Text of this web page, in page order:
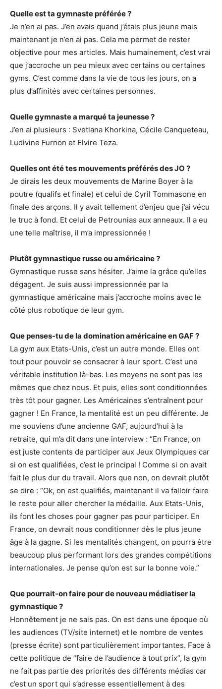
Quelle est ta gymnaste préférée ?
Je n’en ai pas. J’en avais quand j’étais plus jeune mais
maintenant je n’en ai pas. Cela me permet de rester
objective pour mes articles. Mais humainement, c’est vrai
que j’accroche un peu mieux avec certains ou certaines
gyms. C’est comme dans la vie de tous les jours, on a
plus d’affinités avec certaines personnes.
Quelle gymnaste a marqué ta jeunesse ?
J’en ai plusieurs : Svetlana Khorkina, Cécile Canqueteau,
Ludivine Furnon et Elvire Teza.
Quelles ont été tes mouvements préférés des JO ?
Je dirais les deux mouvements de Marine Boyer à la
poutre (qualifs et finale) et celui de Cyril Tommasone en
finale des arçons. Il y avait tellement d’enjeu que j’ai vécu
le truc à fond. Et celui de Petrounias aux anneaux. Il a eu
une telle maîtrise, il m’a impressionnée !
Plutôt gymnastique russe ou américaine ?
Gymnastique russe sans hésiter. J’aime la grâce qu’elles
dégagent. Je suis aussi impressionnée par la
gymnastique américaine mais j’accroche moins avec le
côté plus robotique de leur gym.
Que penses-tu de la domination américaine en GAF ?
La gym aux Etats-Unis, c’est un autre monde. Elles ont
tout pour pouvoir se consacrer à leur sport. C’est une
véritable institution là-bas. Les moyens ne sont pas les
mêmes que chez nous. Et puis, elles sont conditionnées
très tôt pour gagner. Les Américaines s’entraînent pour
gagner ! En France, la mentalité est un peu différente. Je
me souviens d’une ancienne GAF, aujourd’hui à la
retraite, qui m’a dit dans une interview : “En France, on
est juste contents de participer aux Jeux Olympiques car
si on est qualifiées, c’est le principal ! Comme si on avait
fait le plus dur du travail. Alors que non, on devrait plutôt
se dire : “Ok, on est qualifiés, maintenant il va falloir faire
le reste pour aller chercher la médaille. Aux Etats-Unis,
ils font les choses pour gagner pas pour participer. En
France, on devrait nous conditionner dès le plus jeune
âge à la gagne. Si les mentalités changent, on pourra être
beaucoup plus performant lors des grandes compétitions
internationales. Je pense qu’on est sur la bonne voie.”
Que pourrait-on faire pour de nouveau médiatiser la
gymnastique ?
Honnêtement je ne sais pas. On est dans une époque où
les audiences (TV/site internet) et le nombre de ventes
(presse écrite) sont particulièrement importantes. Face à
cette politique de “faire de l’audience à tout prix”, la gym
ne fait pas partie des priorités des différents médias car
c’est un sport qui s’adresse essentiellement à des